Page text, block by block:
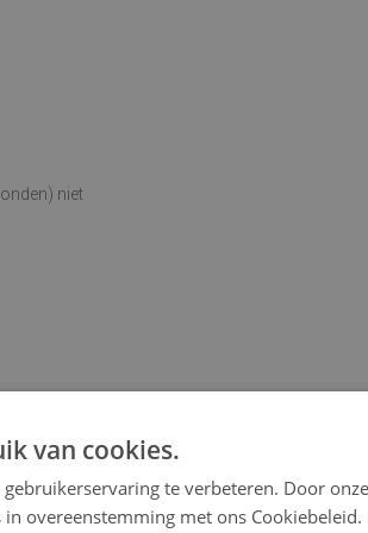
niet
het op
van cookies.
te verbeteren. Door
overeenstemming met ons Cookiebeleid.